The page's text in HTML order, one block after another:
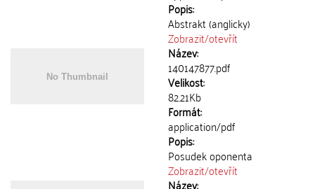
Popis:
Abstrakt (anglicky)
Zobrazit/otevřít
Název:
140147877.pdf
Velikost:
82.21Kb
Formát:
application/pdf
Popis:
Posudek oponenta
Zobrazit/otevřít
Název: